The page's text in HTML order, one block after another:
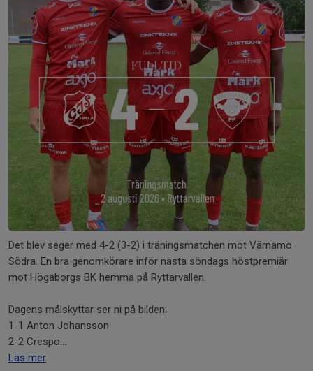
Det blev seger med 4-2 (3-2) i träningsmatchen mot Värnamo
Södra. En bra genomkörare inför nästa söndags höstpremiär
mot Högaborgs BK hemma på Ryttarvallen.
Dagens målskyttar ser ni på bilden:
1-1 Anton Johansson
2-2 Crespo...
Läs mer